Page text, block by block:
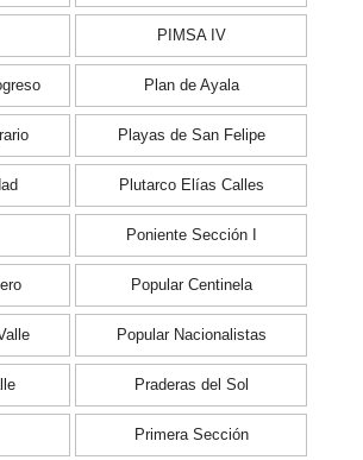
PIMSA IV
Plan de Ayala
Playas de San Felipe
Plutarco Elías Calles
Poniente Sección I
Popular Centinela
Popular Nacionalistas
Praderas del Sol
Primera Sección